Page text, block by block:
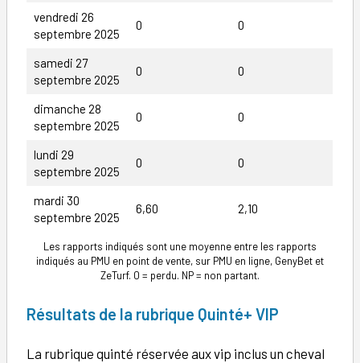
vendredi 26
septembre 2025
0 0
samedi 27
septembre 2025
0 0
dimanche 28
septembre 2025
0 0
lundi 29
septembre 2025
0 0
mardi 30
septembre 2025
6,60 2,10
Les rapports indiqués sont une moyenne entre les rapports
indiqués au PMU en point de vente, sur PMU en ligne, GenyBet et
ZeTurf. 0 = perdu. NP = non partant.
Résultats de la rubrique Quinté+ VIP
La rubrique quinté réservée aux vip inclus un cheval